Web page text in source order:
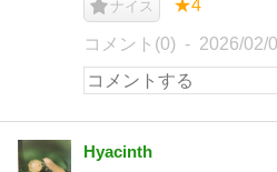
ナイス ★4
コメント(0) 2026/02/
Hyacinth